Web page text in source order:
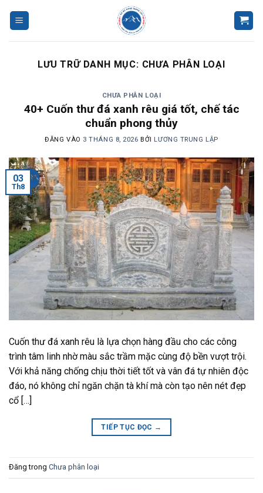
LƯU TRỮ DANH MỤC: CHƯA PHÂN LOẠI
CHƯA PHÂN LOẠI
40+ Cuốn thư đá xanh rêu giá tốt, chế tác
chuẩn phong thủy
ĐĂNG VÀO 3 THÁNG 8, 2026 BỞI LƯƠNG TRUNG LẬP
03
Th8
Cuốn thư đá xanh rêu là lựa chọn hàng đầu cho các công
trình tâm linh nhờ màu sắc trầm mặc cùng độ bền vượt trội.
Với khả năng chống chịu thời tiết tốt và vân đá tự nhiên độc
đáo, nó không chỉ ngăn chặn tà khí mà còn tạo nên nét đẹp
cổ […]
TIẾP TỤC ĐỌC →
Đăng trong Chưa phân loại